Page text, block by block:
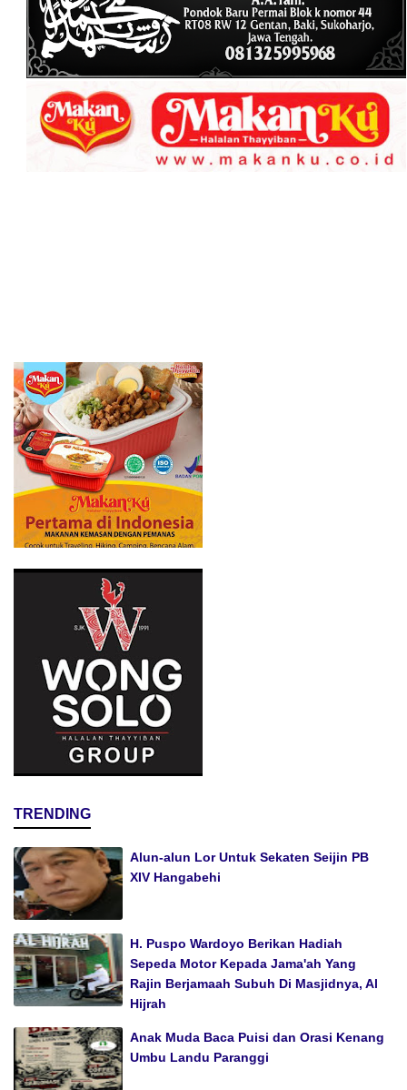
TRENDING
Alun-alun Lor Untuk Sekaten Seijin PB
XIV Hangabehi
H. Puspo Wardoyo Berikan Hadiah
Sepeda Motor Kepada Jama'ah Yang
Rajin Berjamaah Subuh Di Masjidnya, Al
Hijrah
Anak Muda Baca Puisi dan Orasi Kenang
Umbu Landu Paranggi